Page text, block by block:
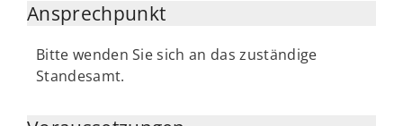
Ansprechpunkt
Bitte wenden Sie sich an das zuständige
Standesamt.